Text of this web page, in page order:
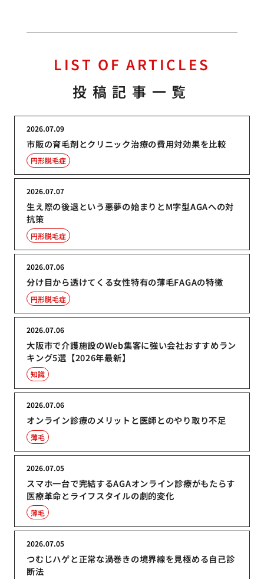
LIST OF ARTICLES
投稿記事一覧
市販の育毛剤とクリニック治療の費用対効果を比較
2026.07.09
円形脱毛症
生え際の後退という悪夢の始まりとM字型AGAへの対
抗策
2026.07.07
円形脱毛症
分け目から透けてくる女性特有の薄毛FAGAの特徴
2026.07.06
円形脱毛症
大阪市で介護施設のWeb集客に強い会社おすすめラン
キング5選【2026年最新】
2026.07.06
知識
オンライン診療のメリットと医師とのやり取り不足
2026.07.06
薄毛
スマホ一台で完結するAGAオンライン診療がもたらす
医療革命とライフスタイルの劇的変化
2026.07.05
薄毛
つむじハゲと正常な渦巻きの境界線を見極める自己診
断法
2026.07.05